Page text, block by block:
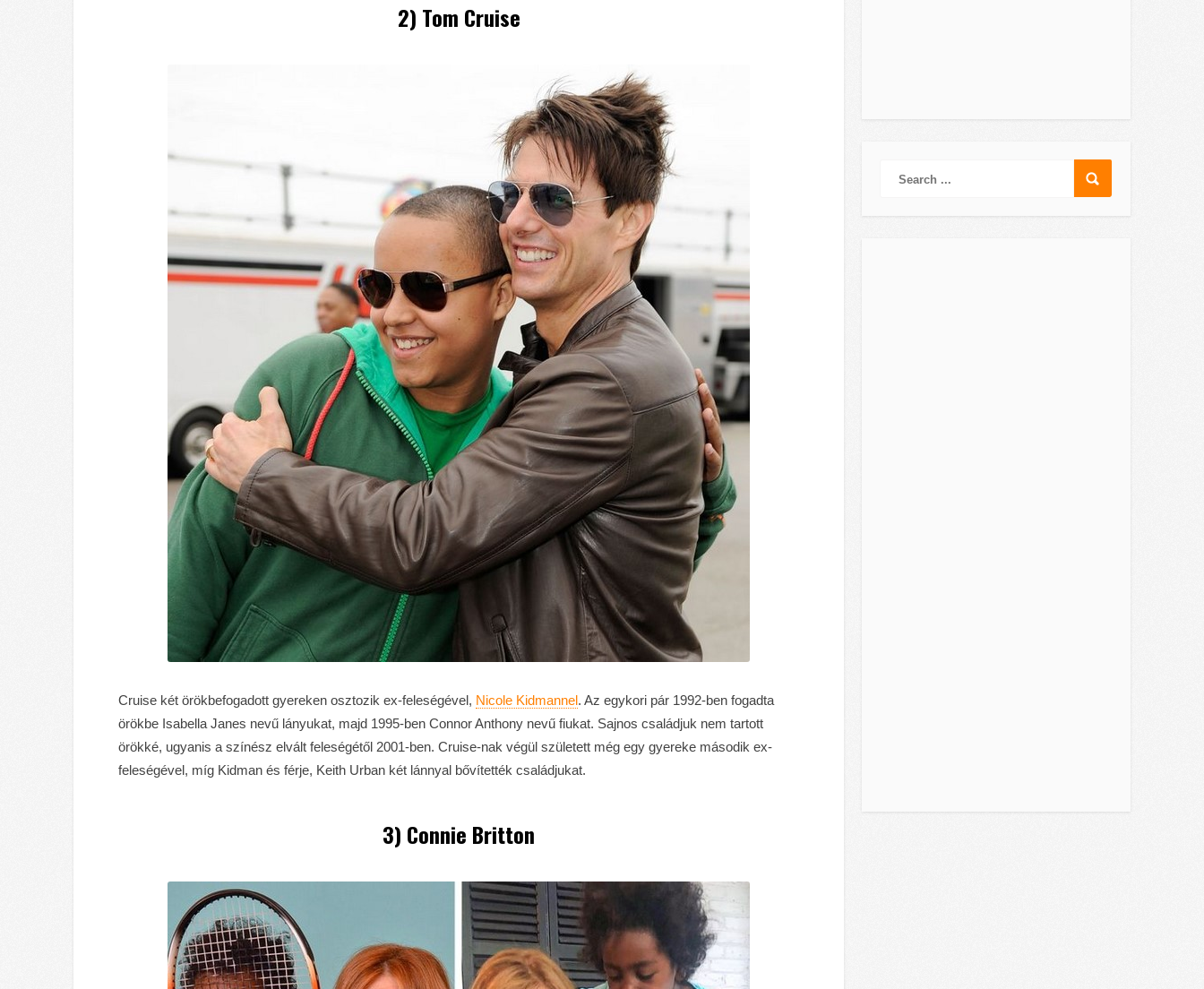
2) Tom Cruise
Cruise két örökbefogadott gyereken osztozik ex-feleségével, Nicole Kidmannel. Az egykori pár 1992-ben fogadta
örökbe Isabella Janes nevű lányukat, majd 1995-ben Connor Anthony nevű fiukat. Sajnos családjuk nem tartott
örökké, ugyanis a színész elvált feleségétől 2001-ben. Cruise-nak végül született még egy gyereke második ex-
feleségével, míg Kidman és férje, Keith Urban két lánnyal bővítették családjukat.
3) Connie Britton